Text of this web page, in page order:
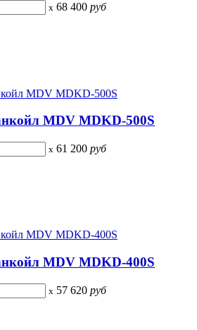
x 68 400 руб
MDV MDKD-500S
x 61 200 руб
MDV MDKD-400S
x 57 620 руб